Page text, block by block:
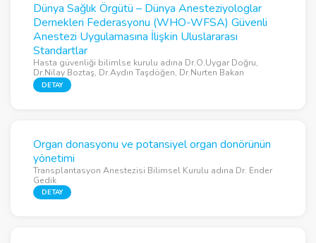
Dünya Sağlık Örgütü – Dünya Anesteziyologlar
Dernekleri Federasyonu (WHO-WFSA) Güvenli
Anestezi Uygulamasına İlişkin Uluslararası
Standartlar
Hasta güvenliği bilimlse kurulu adına Dr.O.Uygar Doğru,
Dr.Nilay Boztaş, Dr.Aydın Taşdöğen, Dr.Nurten Bakan
DETAY
Organ donasyonu ve potansiyel organ donörünün
yönetimi
Transplantasyon Anestezisi Bilimsel Kurulu adına Dr. Ender
Gedik
DETAY